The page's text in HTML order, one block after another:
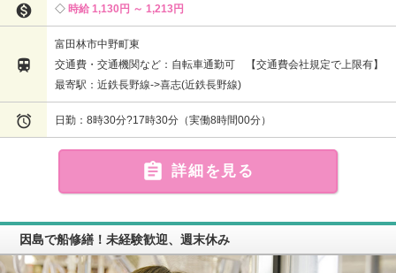
 時給 1,130円 ～ 1,213円

富田林市中野町東
交通費・交通機関など：自転車通勤可 【交通費会社規定で上限有】
最寄駅：近鉄長野線->喜志(近鉄長野線)
 日勤：8時30分?17時30分（実働8時間00分）
 詳細を見る
因島で船修繕！未経験歓迎、週末休み